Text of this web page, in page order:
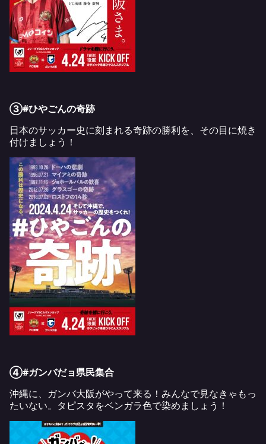
③#ひやごんの奇跡
日本のサッカー史に刻まれる奇跡の勝利を、その目に焼き
付けましょう！
④#ガンバだョ県民集合
沖縄に、ガンバ大阪がやって来る！みんなで見なきゃもっ
たいない。タピスタをベンガラ色で染めましょう！